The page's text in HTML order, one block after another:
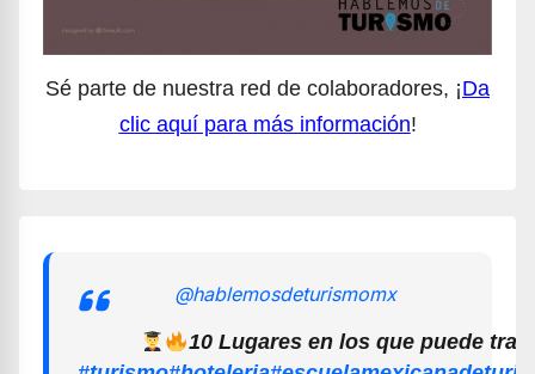
Sé parte de nuestra red de colaboradores, ¡Da
clic aquí para más información!
@hablemosdeturismomx
10 Lugares en los que puede